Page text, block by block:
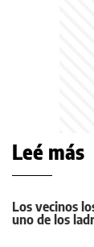
Leé más
Los vecinos
uno de los